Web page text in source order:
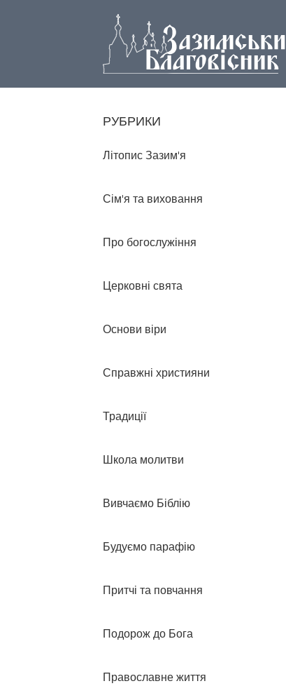
РУБРИКИ
Літопис Зазим'я
Сім'я та виховання
Про богослужіння
Церковні свята
Основи віри
Справжні християни
Традиції
Школа молитви
Вивчаємо Біблію
Будуємо парафію
Притчі та повчання
Подорож до Бога
Православне життя